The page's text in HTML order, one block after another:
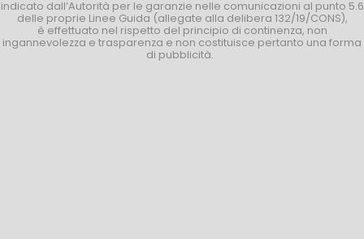
indicato dall’Autorità per le garanzie nelle comunicazioni al punto 5.6
delle proprie Linee Guida (allegate alla delibera 132/19/CONS),
è effettuato nel rispetto del principio di continenza, non
ingannevolezza e trasparenza e non costituisce pertanto una forma
di pubblicità.